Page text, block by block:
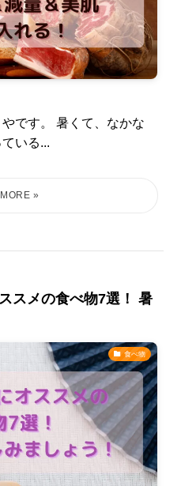
です。 暑くて、なかな
いる...
スメの食べ物7選！ 暑
食べ物